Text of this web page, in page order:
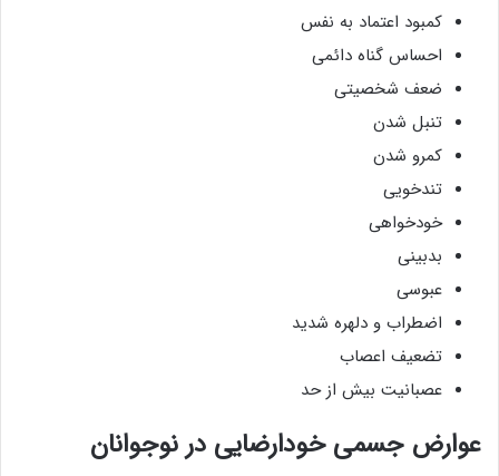
کمبود اعتماد به نفس
احساس گناه دائمی
ضعف شخصیتی
تنبل شدن
کمرو شدن
تندخویی
خودخواهی
بدبینی
عبوسی
اضطراب و دلهره شدید
تضعیف اعصاب
عصبانیت بیش از حد
عوارض جسمی خودارضایی در نوجوانان